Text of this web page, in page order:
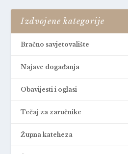
Izdvojene kategorije
Bračno savjetovalište
Najave događanja
Obavijesti i oglasi
Tečaj za zaručnike
Župna kateheza